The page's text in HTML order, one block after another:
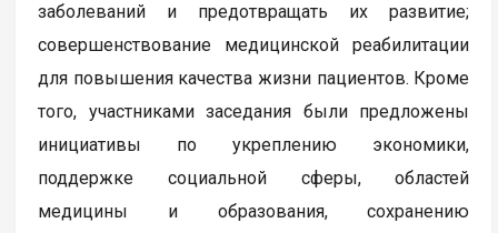
заболеваний и предотвращать их развитие;
совершенствование медицинской реабилитации
для повышения качества жизни пациентов. Кроме
того, участниками заседания были предложены
инициативы по укреплению экономики,
поддержке социальной сферы, областей
медицины и образования, сохранению